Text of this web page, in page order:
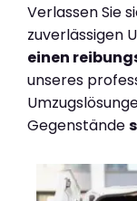
Verlassen Sie
zuverlässigen
einen
unseres
Gegenstände